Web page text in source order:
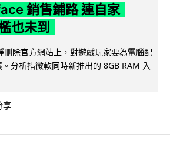
銷售鋪路 連自家
也未到
除官方網站上，對遊戲玩家要為電腦配
分析指微軟同時新推出的 8GB RAM 入
享